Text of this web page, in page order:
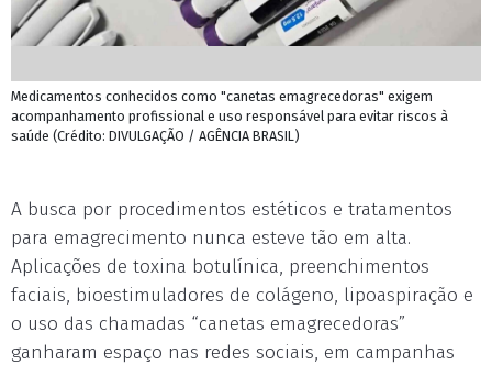
Medicamentos conhecidos como "canetas emagrecedoras" exigem
acompanhamento profissional e uso responsável para evitar riscos à
saúde (Crédito: DIVULGAÇÃO / AGÊNCIA BRASIL)
A busca por procedimentos estéticos e tratamentos
para emagrecimento nunca esteve tão em alta.
Aplicações de toxina botulínica, preenchimentos
faciais, bioestimuladores de colágeno, lipoaspiração e
o uso das chamadas “canetas emagrecedoras”
ganharam espaço nas redes sociais, em campanhas